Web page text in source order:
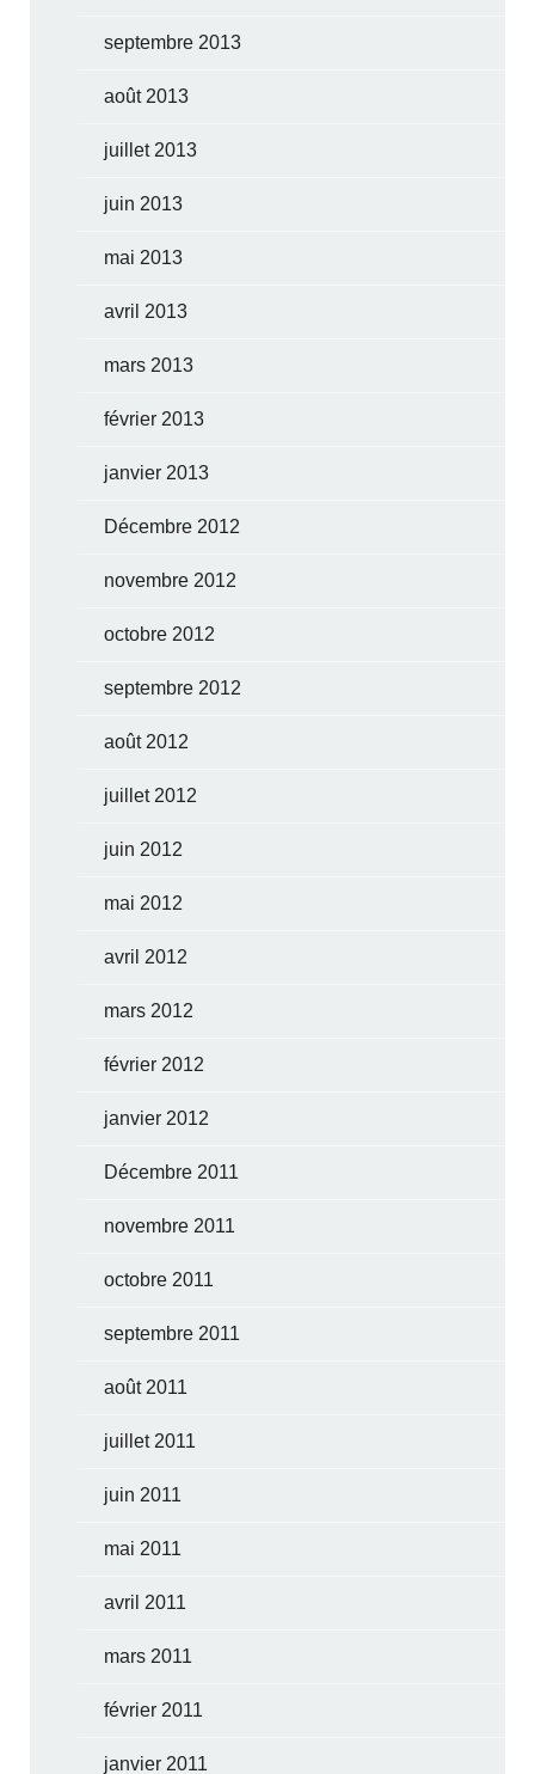
septembre 2013
août 2013
juillet 2013
juin 2013
mai 2013
avril 2013
mars 2013
février 2013
janvier 2013
Décembre 2012
novembre 2012
octobre 2012
septembre 2012
août 2012
juillet 2012
juin 2012
mai 2012
avril 2012
mars 2012
février 2012
janvier 2012
Décembre 2011
novembre 2011
octobre 2011
septembre 2011
août 2011
juillet 2011
juin 2011
mai 2011
avril 2011
mars 2011
février 2011
janvier 2011